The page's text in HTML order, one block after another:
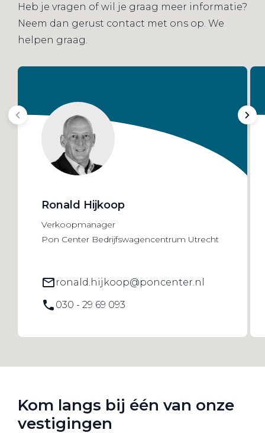
Heb je vragen of wil je graag meer informatie?
Neem dan gerust contact met ons op. We
helpen graag.
Ronald Hijkoop
Verkoopmanager
Pon Center Bedrijfswagencentrum Utrecht
ronald.hijkoop@poncenter.nl
030 - 29 69 093
Kom langs bij één van onze
vestigingen